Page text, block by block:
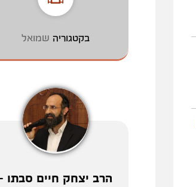
בקטגוריה שמואל
הרב יצחק חיים סבתו